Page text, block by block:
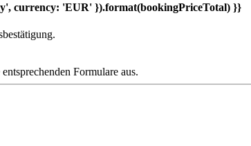
currency: 'EUR' }).format(bookingPriceTotal) }}
Formulare aus.